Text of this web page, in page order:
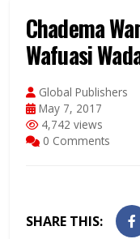
Chadema
Wafuasi
Global Publishers
May 7, 2017
4,742 views
0 Comments
SHARE THIS: